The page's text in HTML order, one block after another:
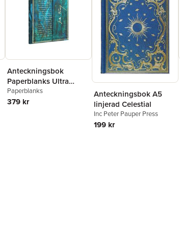
Anteckningsbok
Paperblanks Ultra
linjerad - Jules Verne -
Twenty Thousand
Paperblanks
379 kr
Anteckningsbok A5
linjerad Celestial
Inc Peter Pauper Press
199 kr